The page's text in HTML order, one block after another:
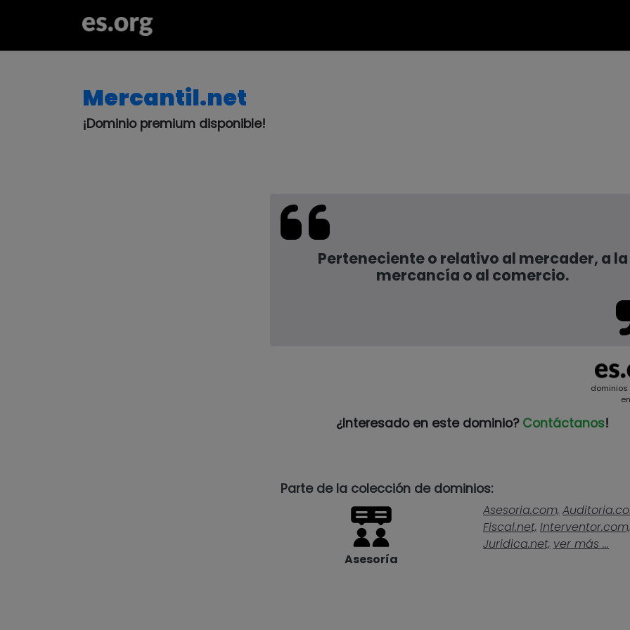
Mercantil.net
¡Dominio premium disponible!
Perteneciente o relativo al mercader, a la
mercancía o al comercio.
dominios
¿Interesado en este dominio? Contáctanos!
Parte de la colección de dominios:
Asesoría
Asesoria.com,
Fiscal.net, Interventor.com,
Juridica.net, ver más ...